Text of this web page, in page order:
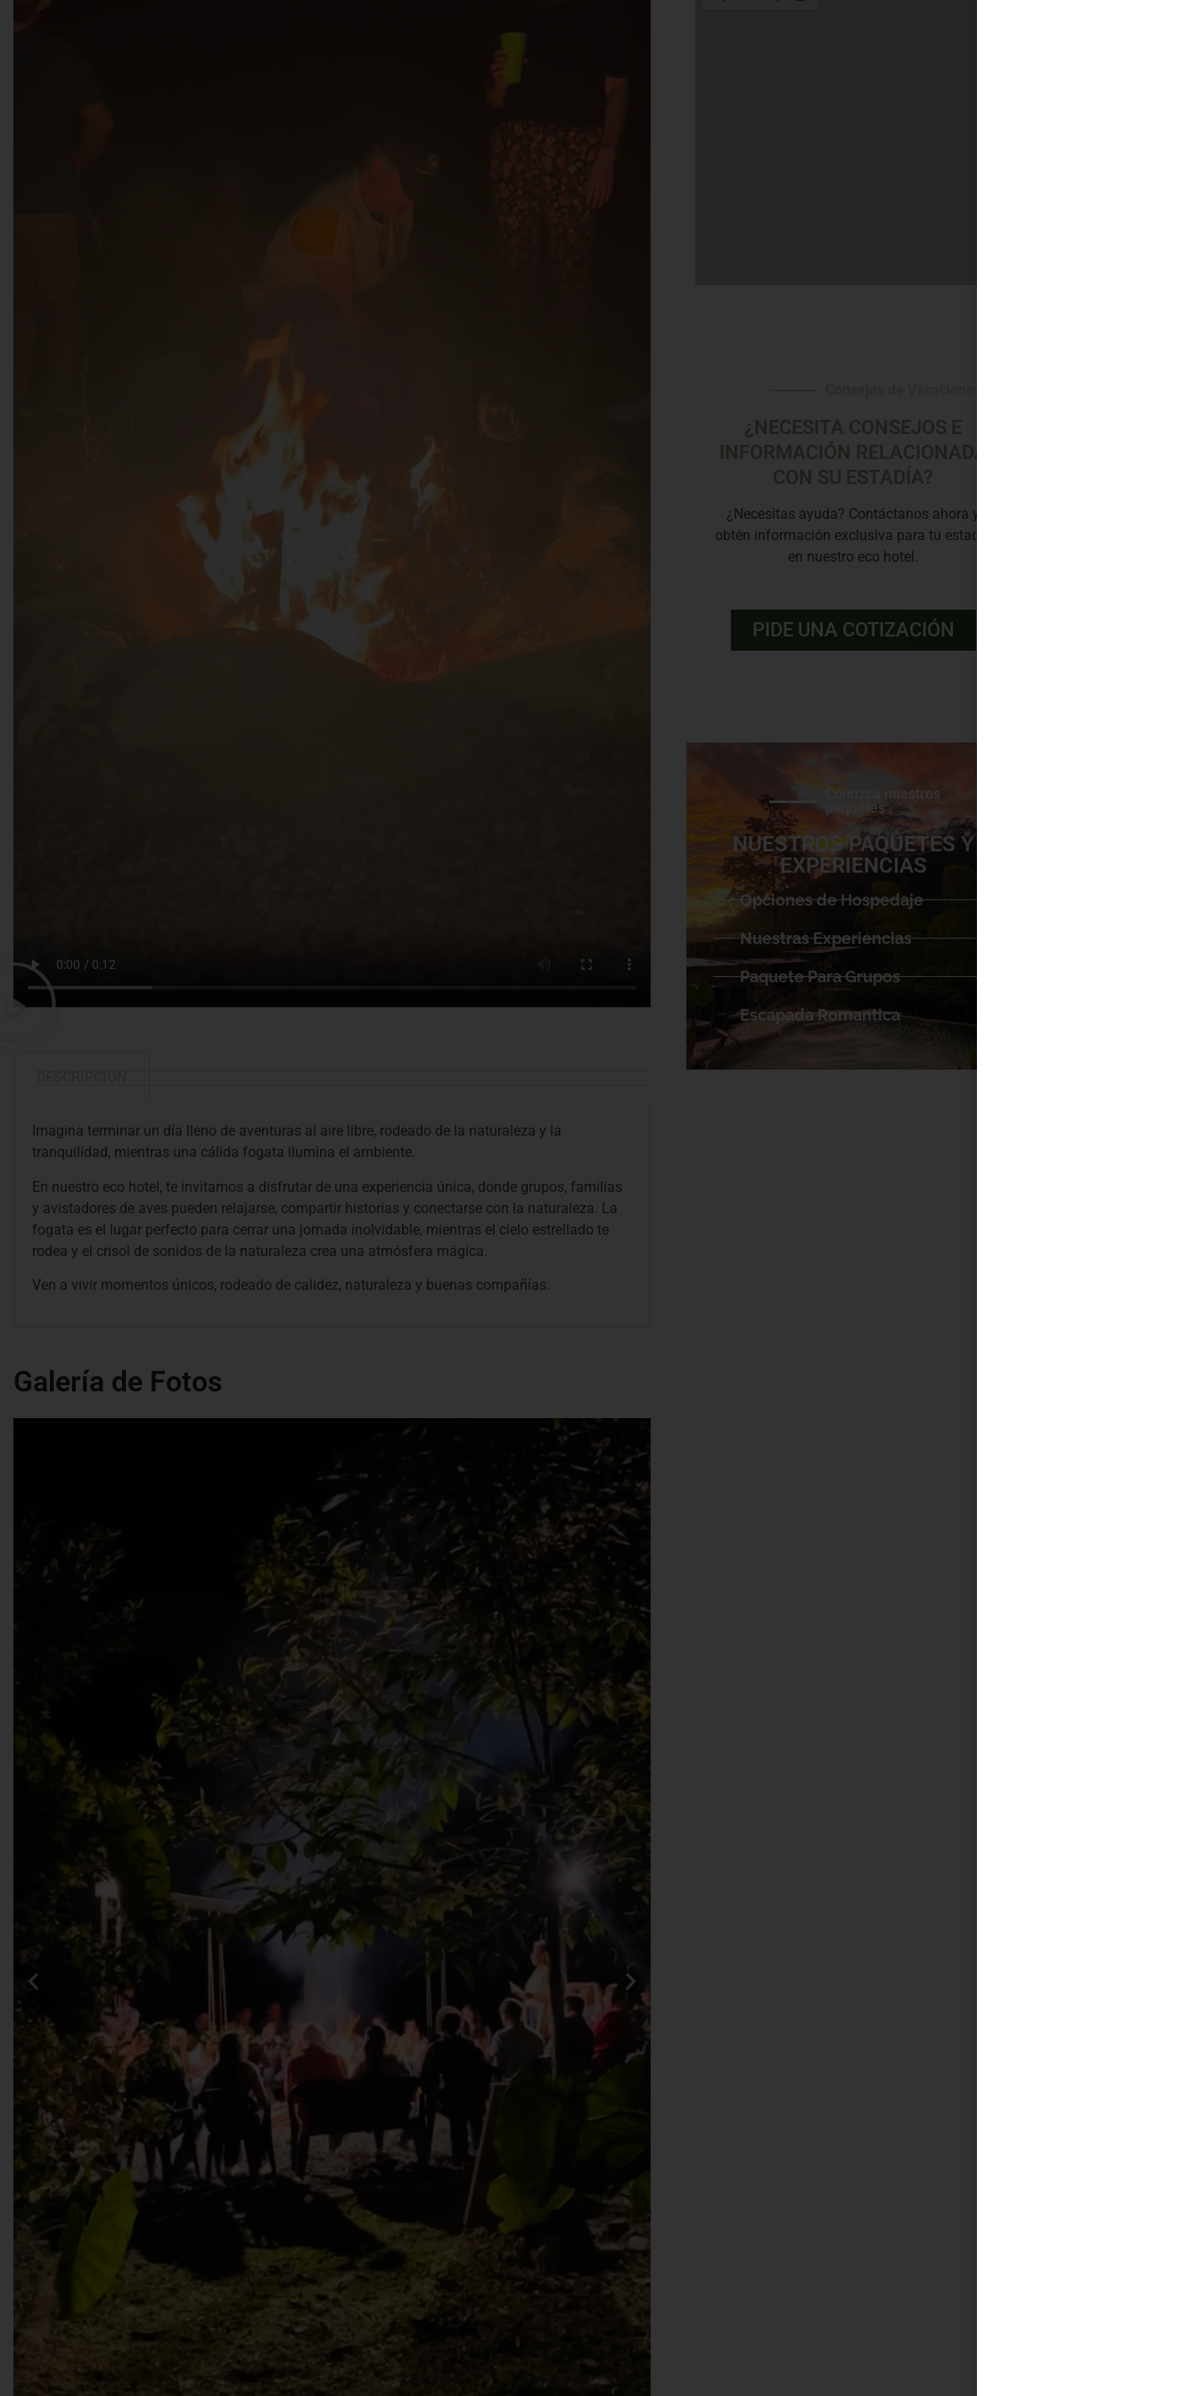
Imagina terminar un día lleno de aventuras al aire libre, rodeado de la naturaleza y la
tranquilidad, mientras una cálida fogata ilumina el ambiente.
En nuestro eco hotel, te invitamos a disfrutar de una experiencia única, donde grupos, familias
y avistadores de aves pueden relajarse, compartir historias y conectarse con la naturaleza. La
fogata es el lugar perfecto para cerrar una jornada inolvidable, mientras el cielo estrellado te
rodea y el crisol de sonidos de la naturaleza crea una atmósfera mágica.
Ven a vivir momentos únicos, rodeado de calidez, naturaleza y buenas compañías.
Galería de Fotos
¿NECESITA CONSEJOS E
INFORMACIÓN RELACIONADA
CON SU ESTADÍA?
¿Necesitas ayuda? Contáctanos ahora y
obtén información exclusiva para tu estadía
en nuestro eco hotel.
PIDE UNA COTIZACIÓN
Conozca nuestros
paquetes
NUESTROS PAQUETES Y
EXPERIENCIAS
Opciones de Hospedaje
Nuestras Experiencias
Paquete Para Grupos
Escapada Romantica